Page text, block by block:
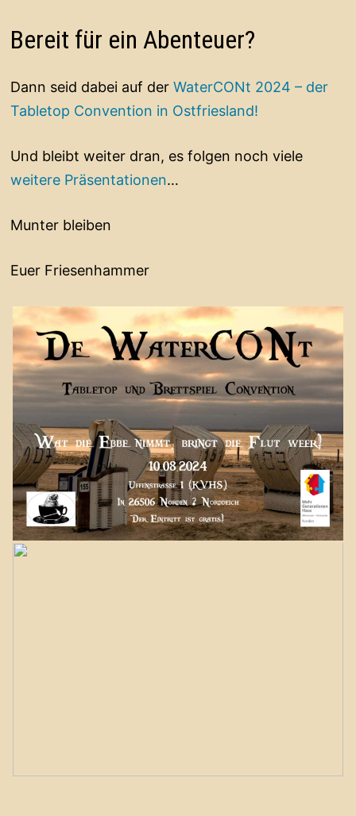
Bereit für ein Abenteuer?
Dann seid dabei auf der WaterCONt 2024 – der
Tabletop Convention in Ostfriesland!
Und bleibt weiter dran, es folgen noch viele
weitere Präsentationen…
Munter bleiben
Euer Friesenhammer